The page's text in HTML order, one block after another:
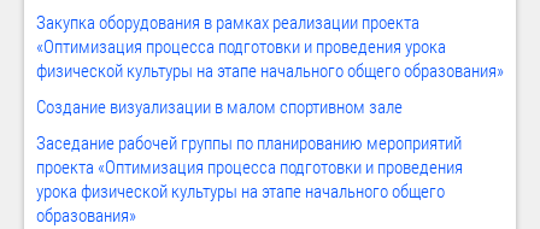
Закупка оборудования в рамках реализации проекта
«Оптимизация процесса подготовки и проведения урока
физической культуры на этапе начального общего образования»
Создание визуализации в малом спортивном зале
Заседание рабочей группы по планированию мероприятий
проекта «Оптимизация процесса подготовки и проведения
урока физической культуры на этапе начального общего
образования»